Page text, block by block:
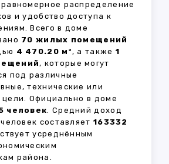
распределение
и удобство доступа к
Всего в доме
70 жилых помещений
4 470.20 м², а также 1
, которые могут
под различные
технические или
цели. Официально в доме
человек. Средний доход
составляет 163332
усреднённым
района.